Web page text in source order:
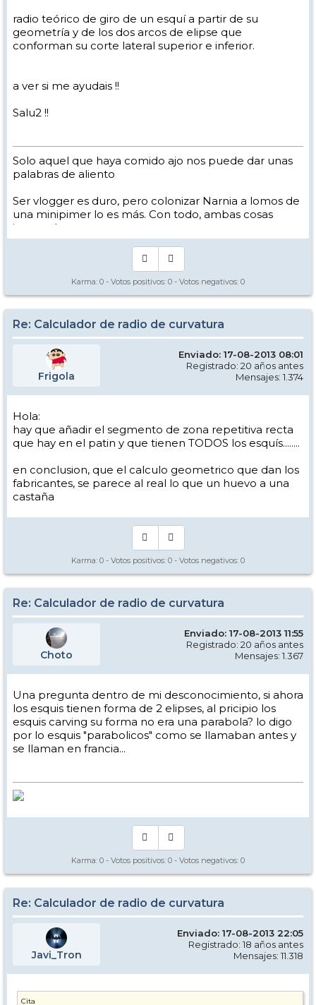
radio teórico de giro de un esquí a partir de su
geometría y de los dos arcos de elipse que
conforman su corte lateral superior e inferior.
a ver si me ayudais !!
Salu2 !!
Solo aquel que haya comido ajo nos puede dar unas
palabras de aliento
Ser vlogger es duro, pero colonizar Narnia a lomos de
una minipimer lo es más. Con todo, ambas cosas
intento hacer.
Yo hago esquí extremo : voy de extremo a extremo
Los caminos del esquí son inescrotables ...
Karma: 0 - Votos positivos: 0 - Votos negativos: 0
Re: Calculador de radio de curvatura
Frigola
Enviado: 17-08-2013 08:01
Registrado: 20 años antes
Mensajes: 1.374
Hola:
hay que añadir el segmento de zona repetitiva recta
que hay en el patin y que tienen TODOS los esquís........
en conclusion, que el calculo geometrico que dan los
fabricantes, se parece al real lo que un huevo a una
castaña
Karma: 0 - Votos positivos: 0 - Votos negativos: 0
Re: Calculador de radio de curvatura
Choto
Enviado: 17-08-2013 11:55
Registrado: 20 años antes
Mensajes: 1.367
Una pregunta dentro de mi desconocimiento, si ahora
los esquis tienen forma de 2 elipses, al pricipio los
esquis carving su forma no era una parabola? lo digo
por lo esquis "parabolicos" como se llamaban antes y
se llaman en francia...
Karma: 0 - Votos positivos: 0 - Votos negativos: 0
Re: Calculador de radio de curvatura
Javi_Tron
Enviado: 17-08-2013 22:05
Registrado: 18 años antes
Mensajes: 11.318
Cita